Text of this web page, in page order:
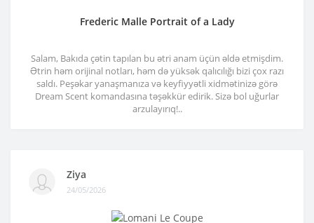
Frederic Malle Portrait of a Lady
Salam, Bakıda çətin tapılan bu ətri anam üçün əldə etmişdim.
Ətrin həm orijinal notları, həm də yüksək qalıcılığı bizi çox razı
saldı. Peşəkar yanaşmanıza və keyfiyyətli xidmətinizə görə
Dream Scent komandasına təşəkkür edirik. Sizə bol uğurlar
arzulayırıq!..
Ziya
24/05/2026